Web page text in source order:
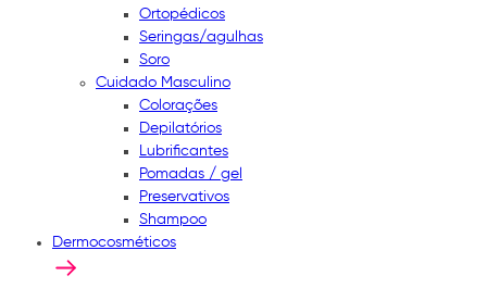
Ortopédicos
Seringas/agulhas
Soro
Cuidado Masculino
Colorações
Depilatórios
Lubrificantes
Pomadas / gel
Preservativos
Shampoo
Dermocosméticos